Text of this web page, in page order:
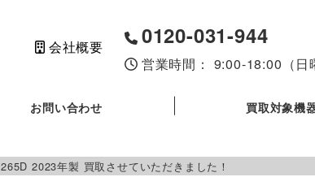
会社概要 0120-031-944
営業時間： 9:00-18:00（日
お問い合わせ 買取対象機
2023年製 買取させていただきました！